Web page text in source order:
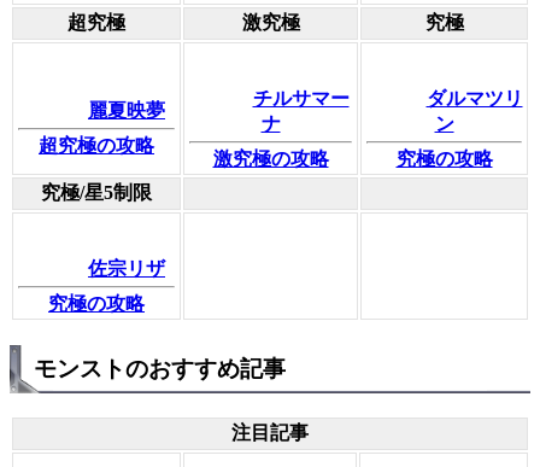
超究極
激究極 究極
麗夏映夢
超究極の攻略
チルサマー
ナ
激究極の攻略
ダルマツリ
ン
究極の攻略
究極/星5制限
佐宗リザ
究極の攻略
モンストのおすすめ記事
注目記事